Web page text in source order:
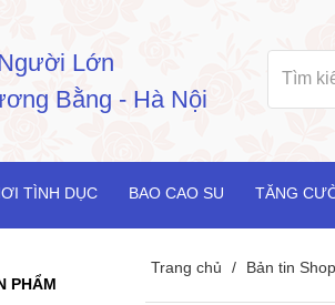
Lớn
Bằng - Hà Nội
TÌNH DỤC BAO CAO SU TĂNG
Trang chủ / Bản tin
PHẨM